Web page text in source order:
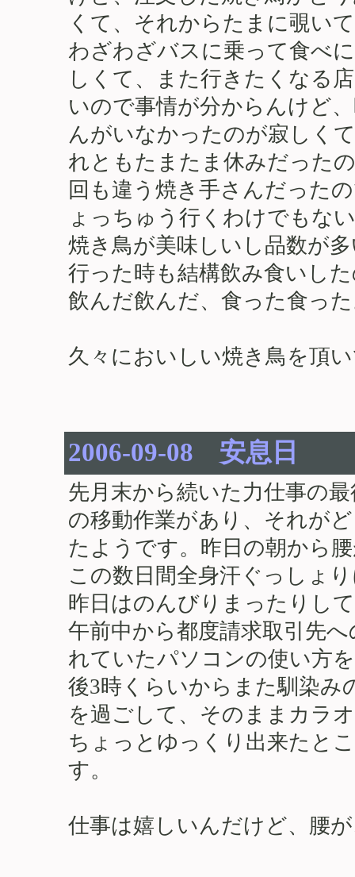
くて、それからたまに覗い
わざわざバスに乗って食べ
しくて、また行きたくなる
いので事情が分からんけど
んがいなかったのが寂しく
れともたまたま休みだった
回も違う焼き手さんだった
ょっちゅう行くわけでもな
焼き鳥が美味しいし品数が
行った時も結構飲み食いし
飲んだ飲んだ、食った食っ
久々においしい焼き鳥を頂
2006-09-08 安息日
先月末から続いた力仕事の
の移動作業があり、それが
たようです。昨日の朝から
この数日間全身汗ぐっしょ
昨日はのんびりまったりし
午前中から都度請求取引先
れていたパソコンの使い方
後3時くらいからまた馴染み
を過ごして、そのままカラ
ちょっとゆっくり出来たと
す。
仕事は嬉しいんだけど、腰